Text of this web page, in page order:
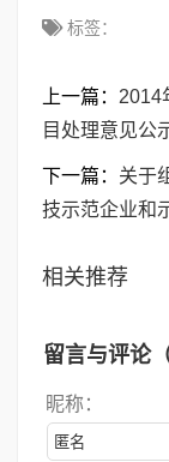
标签：
上一篇： 2014
目处理意见公
下一篇： 关于
技示范企业和
相关推荐
留言与评论
昵称：